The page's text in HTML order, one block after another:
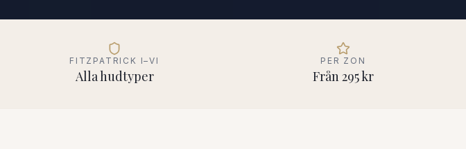
FITZPATRICK I–VI
Alla hudtyper
PER ZON
Från 295 kr